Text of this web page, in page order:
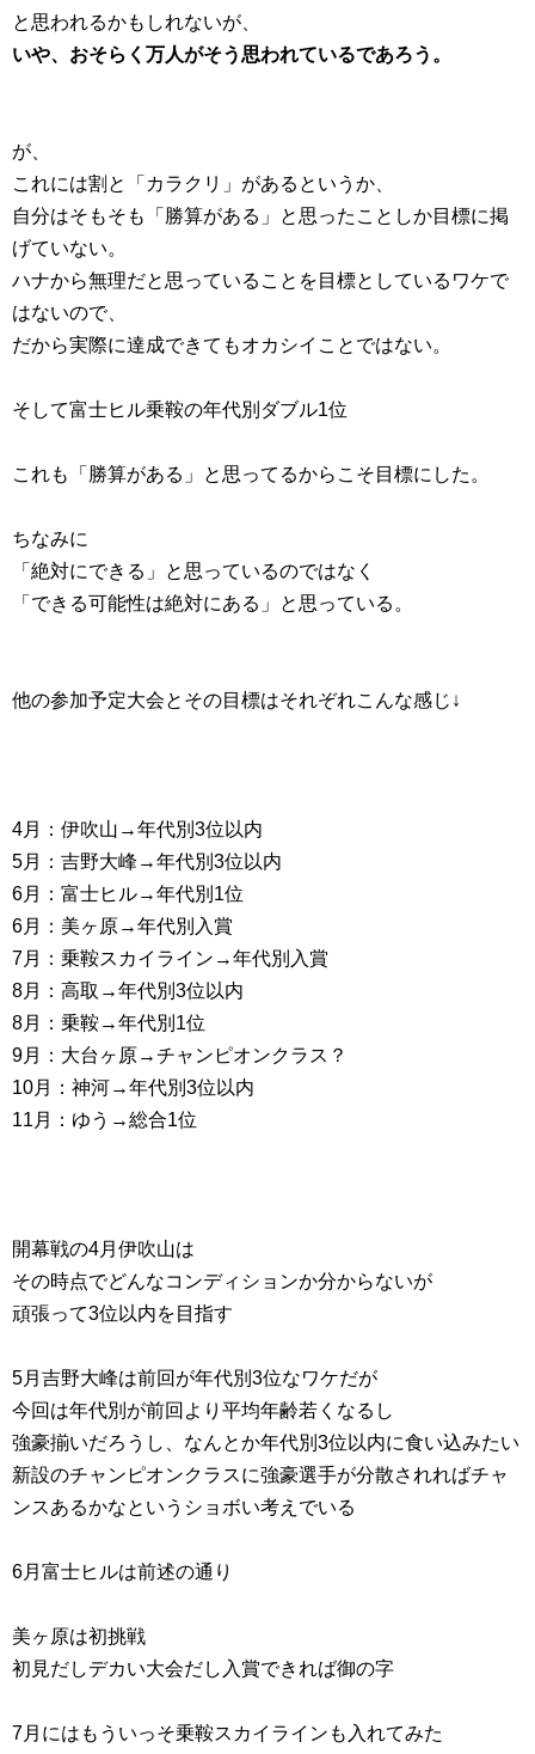
と思われるかもしれないが、
いや、おそらく万人がそう思われているであろう。
が、
これには割と「カラクリ」があるというか、
自分はそもそも「勝算がある」と思ったことしか目標に掲
げていない。
ハナから無理だと思っていることを目標としているワケで
はないので、
だから実際に達成できてもオカシイことではない。
そして富士ヒル乗鞍の年代別ダブル1位
これも「勝算がある」と思ってるからこそ目標にした。
ちなみに
「絶対にできる」と思っているのではなく
「できる可能性は絶対にある」と思っている。
他の参加予定大会とその目標はそれぞれこんな感じ↓
4月：伊吹山→年代別3位以内
5月：吉野大峰→年代別3位以内
6月：富士ヒル→年代別1位
6月：美ヶ原→年代別入賞
7月：乗鞍スカイライン→年代別入賞
8月：高取→年代別3位以内
8月：乗鞍→年代別1位
9月：大台ヶ原→チャンピオンクラス？
10月：神河→年代別3位以内
11月：ゆう→総合1位
開幕戦の4月伊吹山は
その時点でどんなコンディションか分からないが
頑張って3位以内を目指す
5月吉野大峰は前回が年代別3位なワケだが
今回は年代別が前回より平均年齢若くなるし
強豪揃いだろうし、なんとか年代別3位以内に食い込みたい
新設のチャンピオンクラスに強豪選手が分散されればチャ
ンスあるかなというショボい考えでいる
6月富士ヒルは前述の通り
美ヶ原は初挑戦
初見だしデカい大会だし入賞できれば御の字
7月にはもういっそ乗鞍スカイラインも入れてみた